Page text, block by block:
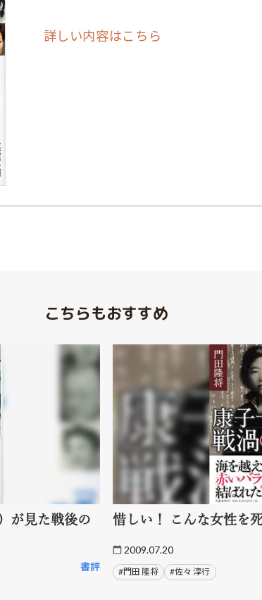
詳しい内容はこちら
こちらもおすすめ
が見た戦後の
書評
惜しい！ こんな女性を
2009.07.20
#門田 隆将 #佐々 淳行